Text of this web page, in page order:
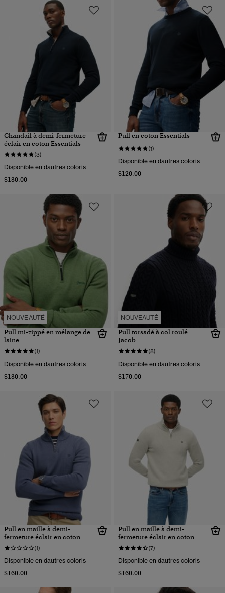
Chandail à demi-fermeture
éclair en coton Essentials
(3)
Disponible en dautres coloris
$130.00
Pull en coton Essentials
(1)
Disponible en dautres coloris
$120.00
NOUVEAUTÉ
Pull mi-zippé en mélange de
laine
(1)
Disponible en dautres coloris
$130.00
NOUVEAUTÉ
Pull torsadé à col roulé
Jacob
(8)
Disponible en dautres coloris
$170.00
Pull en maille à demi-
fermeture éclair en coton
(1)
Disponible en dautres coloris
$160.00
Pull en maille à demi-
fermeture éclair en coton
(7)
Disponible en dautres coloris
$160.00